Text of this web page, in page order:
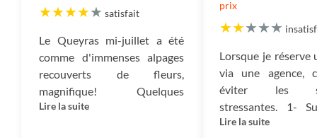
Ce montant est destiné à payer tous les
impôts qui sont dus : TVA, Impôt sur les sociétés, et
autres impôts.
Mécénat :Ce sont les montants dédiés à nos projets
de reforestation nous permettant d’absorber 100%
des émissions carbone du voyage ainsi que le soutien
satisfait
Le Queyras mi-juillet a été
comme d'immenses alpages
recouverts de fleurs,
magnifique! Quelques
sommets proches des 3000
Lire la suite
prix
Lorsque je réserve
via une agence,
éviter les
stressantes. 1-
de plus de 300
Lire la suite